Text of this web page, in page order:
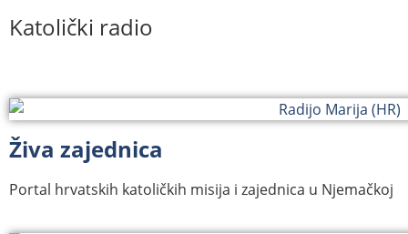
Katolički radio
Živa zajednica
Portal hrvatskih katoličkih misija i zajednica u Njemačkoj